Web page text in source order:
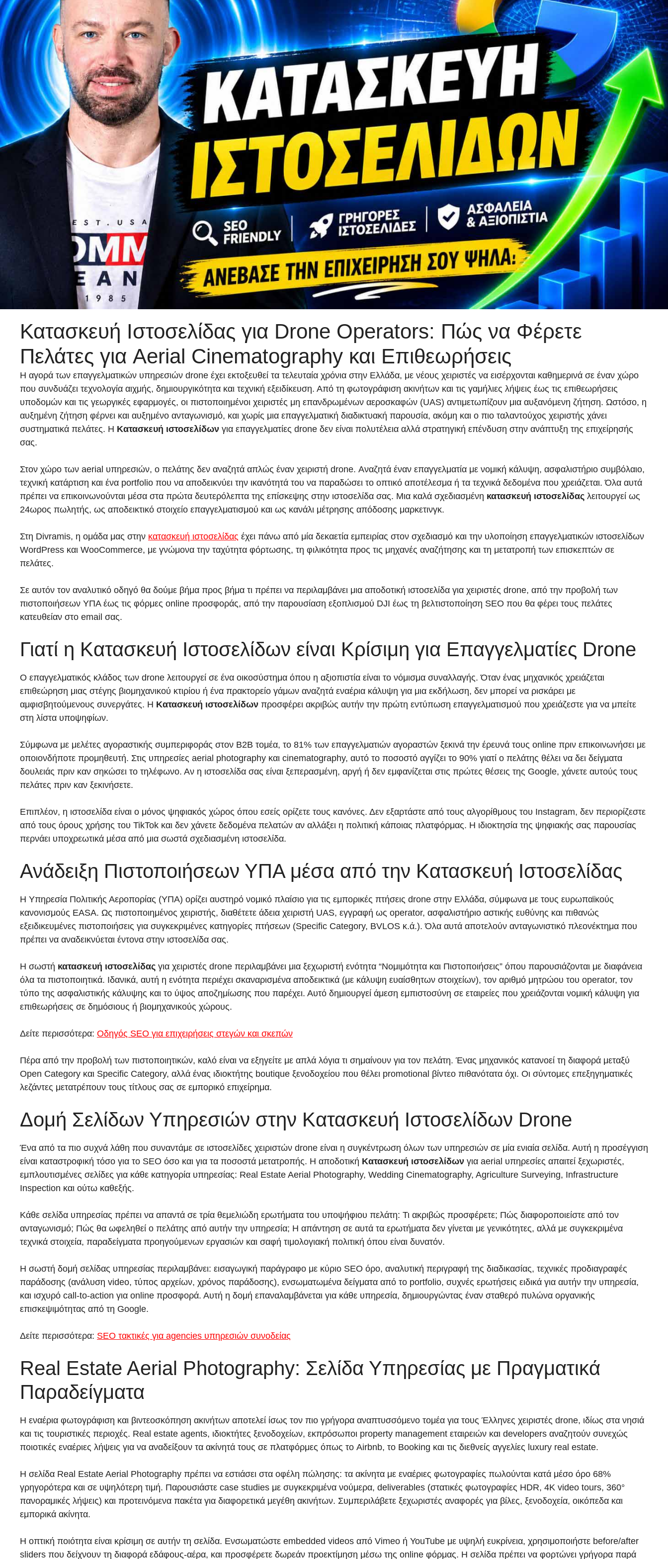
Κατασκευή Ιστοσελίδας για Drone Operators: Πώς να Φέρετε
Πελάτες για Aerial Cinematography και Επιθεωρήσεις
Η αγορά των επαγγελματικών υπηρεσιών drone έχει εκτοξευθεί τα τελευταία χρόνια στην Ελλάδα, με νέους χειριστές να εισέρχονται καθημερινά σε έναν χώρο
που συνδυάζει τεχνολογία αιχμής, δημιουργικότητα και τεχνική εξειδίκευση. Από τη φωτογράφιση ακινήτων και τις γαμήλιες λήψεις έως τις επιθεωρήσεις
υποδομών και τις γεωργικές εφαρμογές, οι πιστοποιημένοι χειριστές μη επανδρωμένων αεροσκαφών (UAS) αντιμετωπίζουν μια αυξανόμενη ζήτηση. Ωστόσο, η
αυξημένη ζήτηση φέρνει και αυξημένο ανταγωνισμό, και χωρίς μια επαγγελματική διαδικτυακή παρουσία, ακόμη και ο πιο ταλαντούχος χειριστής χάνει
συστηματικά πελάτες. Η Κατασκευή ιστοσελίδων για επαγγελματίες drone δεν είναι πολυτέλεια αλλά στρατηγική επένδυση στην ανάπτυξη της επιχείρησής
σας.
Στον χώρο των aerial υπηρεσιών, ο πελάτης δεν αναζητά απλώς έναν χειριστή drone. Αναζητά έναν επαγγελματία με νομική κάλυψη, ασφαλιστήριο συμβόλαιο,
τεχνική κατάρτιση και ένα portfolio που να αποδεικνύει την ικανότητά του να παραδώσει το οπτικό αποτέλεσμα ή τα τεχνικά δεδομένα που χρειάζεται. Όλα αυτά
πρέπει να επικοινωνούνται μέσα στα πρώτα δευτερόλεπτα της επίσκεψης στην ιστοσελίδα σας. Μια καλά σχεδιασμένη κατασκευή ιστοσελίδας λειτουργεί ως
24ωρος πωλητής, ως αποδεικτικό στοιχείο επαγγελματισμού και ως κανάλι μέτρησης απόδοσης μαρκετινγκ.
Στη Divramis, η ομάδα μας στην κατασκευή ιστοσελίδας έχει πάνω από μία δεκαετία εμπειρίας στον σχεδιασμό και την υλοποίηση επαγγελματικών ιστοσελίδων
WordPress και WooCommerce, με γνώμονα την ταχύτητα φόρτωσης, τη φιλικότητα προς τις μηχανές αναζήτησης και τη μετατροπή των επισκεπτών σε
πελάτες.
Σε αυτόν τον αναλυτικό οδηγό θα δούμε βήμα προς βήμα τι πρέπει να περιλαμβάνει μια αποδοτική ιστοσελίδα για χειριστές drone, από την προβολή των
πιστοποιήσεων ΥΠΑ έως τις φόρμες online προσφοράς, από την παρουσίαση εξοπλισμού DJI έως τη βελτιστοποίηση SEO που θα φέρει τους πελάτες
κατευθείαν στο email σας.
Γιατί η Κατασκευή Ιστοσελίδων είναι Κρίσιμη για Επαγγελματίες Drone
Ο επαγγελματικός κλάδος των drone λειτουργεί σε ένα οικοσύστημα όπου η αξιοπιστία είναι το νόμισμα συναλλαγής. Όταν ένας μηχανικός χρειάζεται
επιθεώρηση μιας στέγης βιομηχανικού κτιρίου ή ένα πρακτορείο γάμων αναζητά εναέρια κάλυψη για μια εκδήλωση, δεν μπορεί να ρισκάρει με
αμφισβητούμενους συνεργάτες. Η Κατασκευή ιστοσελίδων προσφέρει ακριβώς αυτήν την πρώτη εντύπωση επαγγελματισμού που χρειάζεστε για να μπείτε
στη λίστα υποψηφίων.
Σύμφωνα με μελέτες αγοραστικής συμπεριφοράς στον B2B τομέα, το 81% των επαγγελματιών αγοραστών ξεκινά την έρευνά τους online πριν επικοινωνήσει με
οποιονδήποτε προμηθευτή. Στις υπηρεσίες aerial photography και cinematography, αυτό το ποσοστό αγγίζει το 90% γιατί ο πελάτης θέλει να δει δείγματα
δουλειάς πριν καν σηκώσει το τηλέφωνο. Αν η ιστοσελίδα σας είναι ξεπερασμένη, αργή ή δεν εμφανίζεται στις πρώτες θέσεις της Google, χάνετε αυτούς τους
πελάτες πριν καν ξεκινήσετε.
Επιπλέον, η ιστοσελίδα είναι ο μόνος ψηφιακός χώρος όπου εσείς ορίζετε τους κανόνες. Δεν εξαρτάστε από τους αλγορίθμους του Instagram, δεν περιορίζεστε
από τους όρους χρήσης του TikTok και δεν χάνετε δεδομένα πελατών αν αλλάξει η πολιτική κάποιας πλατφόρμας. Η ιδιοκτησία της ψηφιακής σας παρουσίας
περνάει υποχρεωτικά μέσα από μια σωστά σχεδιασμένη ιστοσελίδα.
Ανάδειξη Πιστοποιήσεων ΥΠΑ μέσα από την Κατασκευή Ιστοσελίδας
Η Υπηρεσία Πολιτικής Αεροπορίας (ΥΠΑ) ορίζει αυστηρό νομικό πλαίσιο για τις εμπορικές πτήσεις drone στην Ελλάδα, σύμφωνα με τους ευρωπαϊκούς
κανονισμούς EASA. Ως πιστοποιημένος χειριστής, διαθέτετε άδεια χειριστή UAS, εγγραφή ως operator, ασφαλιστήριο αστικής ευθύνης και πιθανώς
εξειδικευμένες πιστοποιήσεις για συγκεκριμένες κατηγορίες πτήσεων (Specific Category, BVLOS κ.ά.). Όλα αυτά αποτελούν ανταγωνιστικό πλεονέκτημα που
πρέπει να αναδεικνύεται έντονα στην ιστοσελίδα σας.
Η σωστή κατασκευή ιστοσελίδας για χειριστές drone περιλαμβάνει μια ξεχωριστή ενότητα “Νομιμότητα και Πιστοποιήσεις” όπου παρουσιάζονται με διαφάνεια
όλα τα πιστοποιητικά. Ιδανικά, αυτή η ενότητα περιέχει σκαναρισμένα αποδεικτικά (με κάλυψη ευαίσθητων στοιχείων), τον αριθμό μητρώου του operator, τον
τύπο της ασφαλιστικής κάλυψης και το ύψος αποζημίωσης που παρέχει. Αυτό δημιουργεί άμεση εμπιστοσύνη σε εταιρείες που χρειάζονται νομική κάλυψη για
επιθεωρήσεις σε δημόσιους ή βιομηχανικούς χώρους.
Δείτε περισσότερα: Οδηγός SEO για επιχειρήσεις στεγών και σκεπών
Πέρα από την προβολή των πιστοποιητικών, καλό είναι να εξηγείτε με απλά λόγια τι σημαίνουν για τον πελάτη. Ένας μηχανικός κατανοεί τη διαφορά μεταξύ
Open Category και Specific Category, αλλά ένας ιδιοκτήτης boutique ξενοδοχείου που θέλει promotional βίντεο πιθανότατα όχι. Οι σύντομες επεξηγηματικές
λεζάντες μετατρέπουν τους τίτλους σας σε εμπορικό επιχείρημα.
Δομή Σελίδων Υπηρεσιών στην Κατασκευή Ιστοσελίδων Drone
Ένα από τα πιο συχνά λάθη που συναντάμε σε ιστοσελίδες χειριστών drone είναι η συγκέντρωση όλων των υπηρεσιών σε μία ενιαία σελίδα. Αυτή η προσέγγιση
είναι καταστροφική τόσο για το SEO όσο και για τα ποσοστά μετατροπής. Η αποδοτική Κατασκευή ιστοσελίδων για aerial υπηρεσίες απαιτεί ξεχωριστές,
εμπλουτισμένες σελίδες για κάθε κατηγορία υπηρεσίας: Real Estate Aerial Photography, Wedding Cinematography, Agriculture Surveying, Infrastructure
Inspection και ούτω καθεξής.
Κάθε σελίδα υπηρεσίας πρέπει να απαντά σε τρία θεμελιώδη ερωτήματα του υποψήφιου πελάτη: Τι ακριβώς προσφέρετε; Πώς διαφοροποιείστε από τον
ανταγωνισμό; Πώς θα ωφεληθεί ο πελάτης από αυτήν την υπηρεσία; Η απάντηση σε αυτά τα ερωτήματα δεν γίνεται με γενικότητες, αλλά με συγκεκριμένα
τεχνικά στοιχεία, παραδείγματα προηγούμενων εργασιών και σαφή τιμολογιακή πολιτική όπου είναι δυνατόν.
Η σωστή δομή σελίδας υπηρεσίας περιλαμβάνει: εισαγωγική παράγραφο με κύριο SEO όρο, αναλυτική περιγραφή της διαδικασίας, τεχνικές προδιαγραφές
παράδοσης (ανάλυση video, τύπος αρχείων, χρόνος παράδοσης), ενσωματωμένα δείγματα από το portfolio, συχνές ερωτήσεις ειδικά για αυτήν την υπηρεσία,
και ισχυρό call-to-action για online προσφορά. Αυτή η δομή επαναλαμβάνεται για κάθε υπηρεσία, δημιουργώντας έναν σταθερό πυλώνα οργανικής
επισκεψιμότητας από τη Google.
Δείτε περισσότερα: SEO τακτικές για agencies υπηρεσιών συνοδείας
Real Estate Aerial Photography: Σελίδα Υπηρεσίας με Πραγματικά
Παραδείγματα
Η εναέρια φωτογράφιση και βιντεοσκόπηση ακινήτων αποτελεί ίσως τον πιο γρήγορα αναπτυσσόμενο τομέα για τους Έλληνες χειριστές drone, ιδίως στα νησιά
και τις τουριστικές περιοχές. Real estate agents, ιδιοκτήτες ξενοδοχείων, εκπρόσωποι property management εταιρειών και developers αναζητούν συνεχώς
ποιοτικές εναέριες λήψεις για να αναδείξουν τα ακίνητά τους σε πλατφόρμες όπως το Airbnb, το Booking και τις διεθνείς αγγελίες luxury real estate.
Η σελίδα Real Estate Aerial Photography πρέπει να εστιάσει στα οφέλη πώλησης: τα ακίνητα με εναέριες φωτογραφίες πωλούνται κατά μέσο όρο 68%
γρηγορότερα και σε υψηλότερη τιμή. Παρουσιάστε case studies με συγκεκριμένα νούμερα, deliverables (στατικές φωτογραφίες HDR, 4K video tours, 360°
πανοραμικές λήψεις) και προτεινόμενα πακέτα για διαφορετικά μεγέθη ακινήτων. Συμπεριλάβετε ξεχωριστές αναφορές για βίλες, ξενοδοχεία, οικόπεδα και
εμπορικά ακίνητα.
Η οπτική ποιότητα είναι κρίσιμη σε αυτήν τη σελίδα. Ενσωματώστε embedded videos από Vimeo ή YouTube με υψηλή ευκρίνεια, χρησιμοποιήστε before/after
sliders που δείχνουν τη διαφορά εδάφους-αέρα, και προσφέρετε δωρεάν προεκτίμηση μέσω της online φόρμας. Η σελίδα πρέπει να φορτώνει γρήγορα παρά